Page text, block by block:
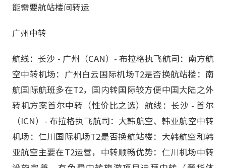
能需要航站楼间转运
广州中转
航线：长沙 - 广州（CAN）- 布拉格执飞航司：南方航
空中转机场：广州白云国际机场T2是否换航站楼：南
航国际航班多在T2，国内转国际较方便中国大陆之外
转机方案首尔中转（性价比之选）航线：长沙 - 首尔
（ICN）- 布拉格执飞航司：大韩航空、韩亚航空中转
机场：仁川国际机场T2是否换航站楼：大韩航空和韩
亚航空主要在T2运营，中转顺畅优势：仁川机场中转